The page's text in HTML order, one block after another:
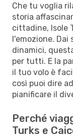
Che tu voglia
storia
cittadine, Isole
l'emozione.
dinamici,
per tutti. E la
il tuo volo è
così puoi dire
pianificare il
Perché
Turks e